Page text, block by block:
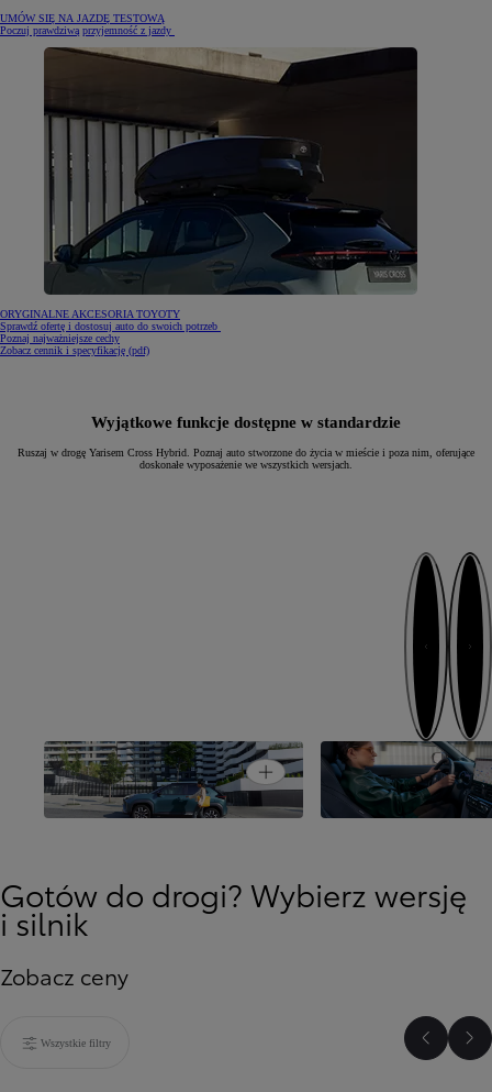
UMÓW SIĘ NA JAZDĘ TESTOWĄ
Poczuj prawdziwą przyjemność z jazdy
ORYGINALNE AKCESORIA TOYOTY
Sprawdź ofertę i dostosuj auto do swoich potrzeb
Poznaj najważniejsze cechy
Zobacz cennik i specyfikację (pdf)(Opens in new window)
Wyjątkowe funkcje dostępne w standardzie
Ruszaj w drogę Yarisem Cross Hybrid. Poznaj auto stworzone do życia w mieście i poza nim, oferujące
doskonałe wyposażenie we wszystkich wersjach.
Poprzedni
Stworzony nie tylko do miasta
Open cardUsiądź wygodnie,
więcej
Gotów do drogi? Wybierz wersję
i silnik
Zobacz ceny
Wszystkie filtry